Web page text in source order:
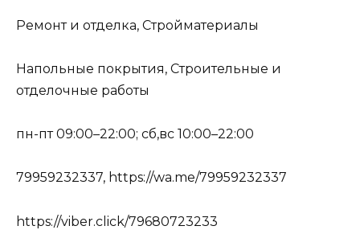
Ремонт и отделка, Стройматериалы
Напольные покрытия, Строительные и
отделочные работы
пн-пт 09:00–22:00; сб,вс 10:00–22:00
79959232337, https://wa.me/79959232337
https://viber.click/79680723233